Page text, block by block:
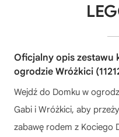
Oficjalny opis zestawu
ogrodzie Wróżkici
Wejdź do Domku w
Gabi i Wróżkici, aby
zabawę rodem z Kociego